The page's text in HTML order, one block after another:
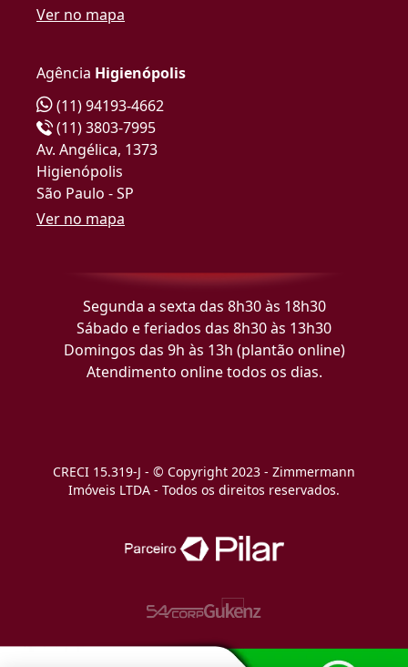
Ver no mapa
Agência Higienópolis
(11) 94193-4662
(11) 3803-7995
Av. Angélica, 1373
Higienópolis
São Paulo - SP
Ver no mapa
Segunda a sexta das 8h30 às 18h30
Sábado e feriados das 8h30 às 13h30
Domingos das 9h às 13h (plantão online)
Atendimento online todos os dias.
CRECI 15.319-J - © Copyright 2023 - Zimmermann
Imóveis LTDA - Todos os direitos reservados.